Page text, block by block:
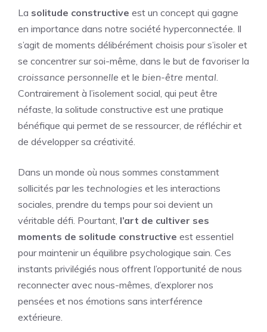
La solitude constructive est un concept qui gagne
en importance dans notre société hyperconnectée. Il
s’agit de moments délibérément choisis pour s’isoler et
se concentrer sur soi-même, dans le but de favoriser la
croissance personnelle et le bien-être mental.
Contrairement à l’isolement social, qui peut être
néfaste, la solitude constructive est une pratique
bénéfique qui permet de se ressourcer, de réfléchir et
de développer sa créativité.
Dans un monde où nous sommes constamment
sollicités par les technologies et les interactions
sociales, prendre du temps pour soi devient un
véritable défi. Pourtant, l’art de cultiver ses
moments de solitude constructive est essentiel
pour maintenir un équilibre psychologique sain. Ces
instants privilégiés nous offrent l’opportunité de nous
reconnecter avec nous-mêmes, d’explorer nos
pensées et nos émotions sans interférence
extérieure.